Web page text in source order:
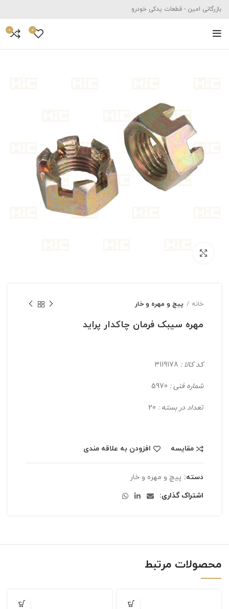
بازرگانی امین - قطعات یدکی خودرو
0
0
خانه پیچ و مهره و خار
مهره سیبک فرمان چاکدار پراید
کد کالا :
شماره فنی :
تعداد در بسته :
مقایسه افزودن به علاقه مندی
دسته: پیچ و مهره و خار
اشتراک گذاری
محصولات مرتبط